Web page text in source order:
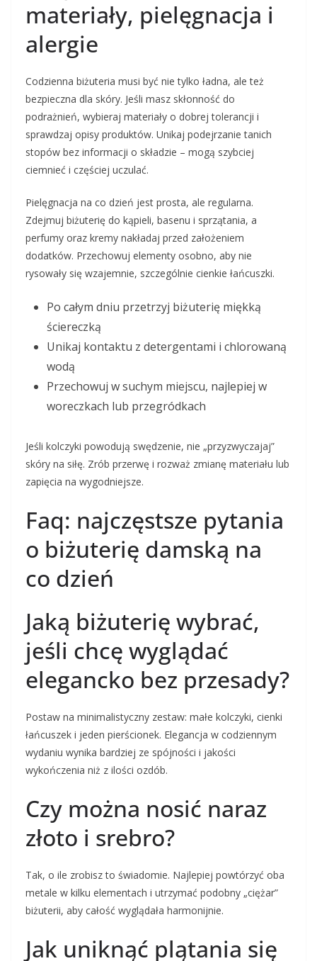
materiały, pielęgnacja i
alergie
Codzienna biżuteria musi być nie tylko ładna, ale też
bezpieczna dla skóry. Jeśli masz skłonność do
podrażnień, wybieraj materiały o dobrej tolerancji i
sprawdzaj opisy produktów. Unikaj podejrzanie tanich
stopów bez informacji o składzie – mogą szybciej
ciemnieć i częściej uczulać.
Pielęgnacja na co dzień jest prosta, ale regularna.
Zdejmuj biżuterię do kąpieli, basenu i sprzątania, a
perfumy oraz kremy nakładaj przed założeniem
dodatków. Przechowuj elementy osobno, aby nie
rysowały się wzajemnie, szczególnie cienkie łańcuszki.
Po całym dniu przetrzyj biżuterię miękką
ściereczką
Unikaj kontaktu z detergentami i chlorowaną
wodą
Przechowuj w suchym miejscu, najlepiej w
woreczkach lub przegródkach
Jeśli kolczyki powodują swędzenie, nie „przyzwyczajaj”
skóry na siłę. Zrób przerwę i rozważ zmianę materiału lub
zapięcia na wygodniejsze.
Faq: najczęstsze pytania
o biżuterię damską na
co dzień
Jaką biżuterię wybrać,
jeśli chcę wyglądać
elegancko bez przesady?
Postaw na minimalistyczny zestaw: małe kolczyki, cienki
łańcuszek i jeden pierścionek. Elegancja w codziennym
wydaniu wynika bardziej ze spójności i jakości
wykończenia niż z ilości ozdób.
Czy można nosić naraz
złoto i srebro?
Tak, o ile zrobisz to świadomie. Najlepiej powtórzyć oba
metale w kilku elementach i utrzymać podobny „ciężar”
biżuterii, aby całość wyglądała harmonijnie.
Jak uniknąć plątania się